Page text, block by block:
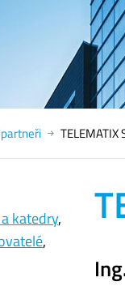
TELEMATIX
katedry,
,